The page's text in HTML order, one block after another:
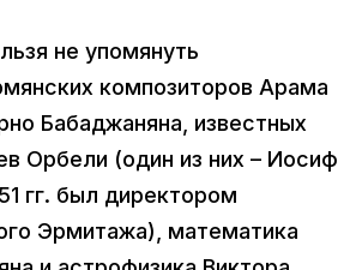
не упомянуть
композиторов Арама
Бабаджаняна, известных
Орбели (один из них – Иосиф
гг. был директором
Эрмитажа), математика